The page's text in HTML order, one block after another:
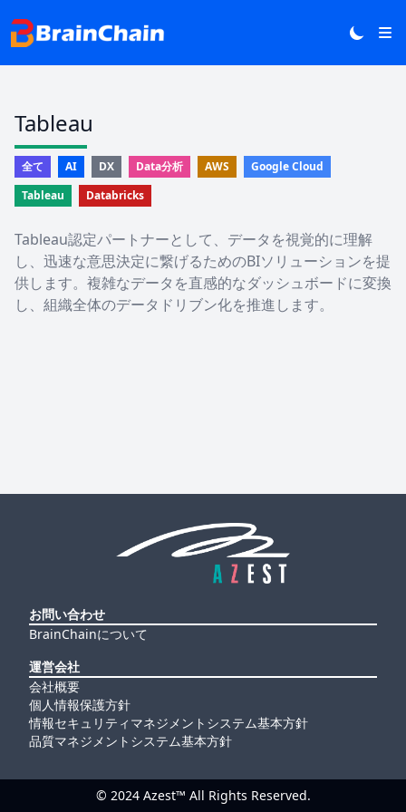
Tableau
全て AI DX Data分析 AWS
Google Cloud
Tableau
Databricks
Tableau認定パートナーとして、データを視覚的に理解
し、迅速な意思決定に繋げるためのBIソリューションを提
供します。複雑なデータを直感的なダッシュボードに変換
し、組織全体のデータドリブン化を推進します。
お問い合わせ
BrainChainについて
運営会社
会社概要
個人情報保護方針
情報セキュリティマネジメントシステム基本方針
品質マネジメントシステム基本方針
© 2024 Azest™ All Rights Reserved.